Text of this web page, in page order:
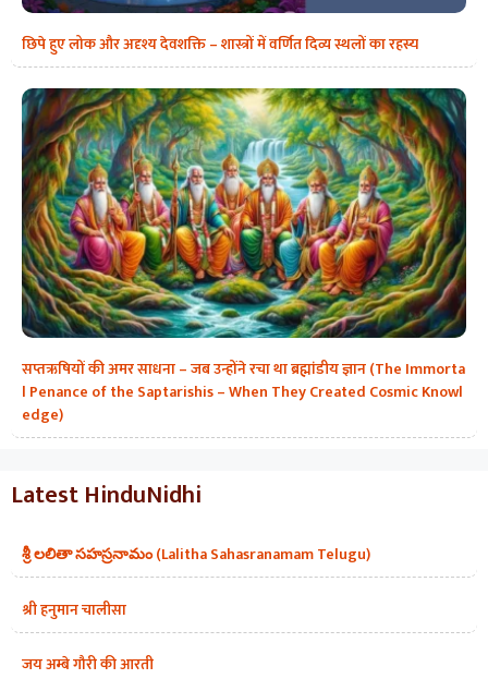
छिपे हुए लोक और अदृश्य देवशक्ति – शास्त्रों में वर्णित दिव्य स्थलों का रहस्य
सप्तऋषियों की अमर साधना – जब उन्होंने रचा था ब्रह्मांडीय ज्ञान (The Immorta
l Penance of the Saptarishis – When They Created Cosmic Knowl
edge)
Latest HinduNidhi
శ్రీ లలితా సహస్రనామం (Lalitha Sahasranamam Telugu)
श्री हनुमान चालीसा
जय अम्बे गौरी की आरती